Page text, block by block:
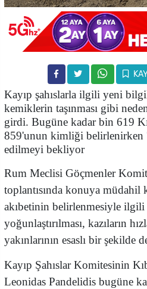
Kayıp şahıslarla ilgili yeni
kemiklerin taşınması gibi
girdi. Bugüne kadar bin 619
859'unun kimliği belirlenirken
edilmeyi bekliyor
Rum Meclisi Göçmenler
toplantısında konuya müdahil
akıbetinin belirlenmesiyle ilgili
yoğunlaştırılması, kazıların
yakınlarının esaslı bir şekilde
Kayıp Şahıslar Komitesinin
Leonidas Pandelidis bugüne